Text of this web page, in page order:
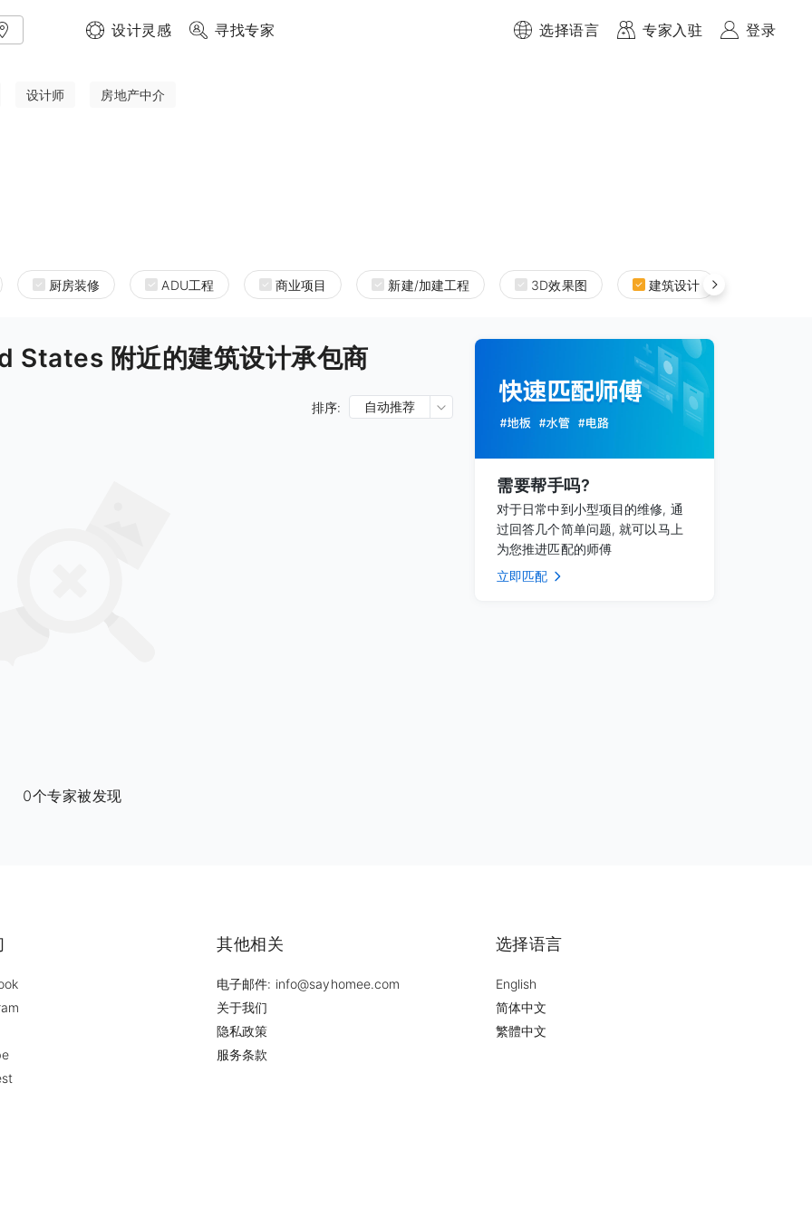
设计灵感 寻找专家 选择语言 专家入驻 登录
设计师 房地产中介
厨房装修 ADU工程 商业项目 新建/加建工程 3D效果图 建筑设计
附近的建筑设计承包商
排序: 自动推荐
0个专家被发现
需要帮手吗?
对于日常中到小型项目的维修, 通
过回答几个简单问题, 就可以马上
为您推进匹配的师傅
立即匹配
其他相关
电子邮件: info@sayhomee.com
关于我们
隐私政策
服务条款
选择语言
English
简体中文
繁體中文